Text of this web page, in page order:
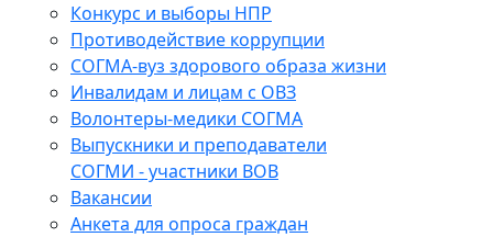
Конкурс и выборы НПР
Противодействие коррупции
СОГМА-вуз здорового образа жизни
Инвалидам и лицам с ОВЗ
Волонтеры-медики СОГМА
Выпускники и преподаватели
СОГМИ - участники ВОВ
Вакансии
Анкета для опроса граждан